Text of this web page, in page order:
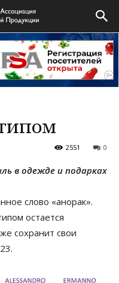
0
2551
в одежде и подарках
слово «анорак».
остается
сохранит свои